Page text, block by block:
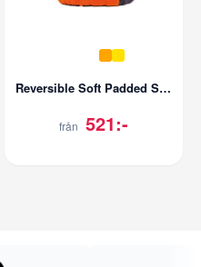
Reversible Soft Padded Safety Gilet
från 521:-